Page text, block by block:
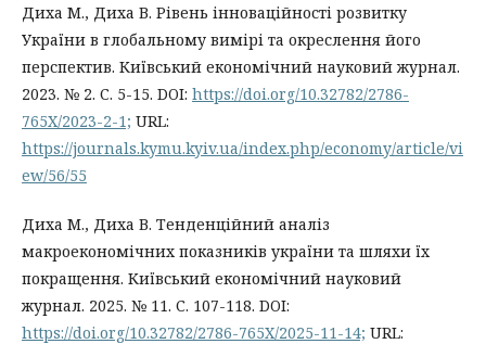
Диха М., Диха В. Рівень інноваційності розвитку
України в глобальному вимірі та окреслення його
перспектив. Київський економічний науковий журнал.
2023. № 2. С. 5-15. DOI: https://doi.org/10.32782/2786-
765X/2023-2-1; URL:
https://journals.kymu.kyiv.ua/index.php/economy/article/vi
ew/56/55
Диха М., Диха В. Тенденційний аналіз
макроекономічних показників україни та шляхи їх
покращення. Київський економічний науковий
журнал. 2025. № 11. С. 107-118. DOI:
https://doi.org/10.32782/2786-765X/2025-11-14; URL: